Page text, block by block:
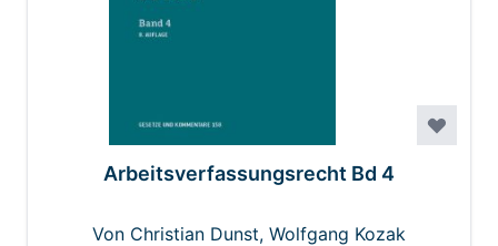
Arbeitsverfassungsrecht Bd 4
Von Christian Dunst, Wolfgang Kozak